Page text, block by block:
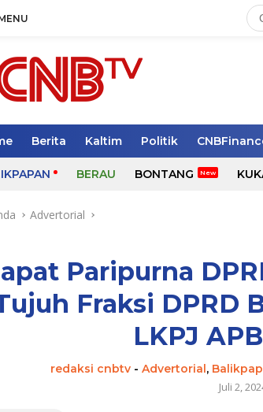
Berita Kaltim Politik
BERAU BONTANG
Advertorial
Paripurna
Fraksi DPRD
LKPJ
redaksi cnbtv -Advertorial,
Juli 2,